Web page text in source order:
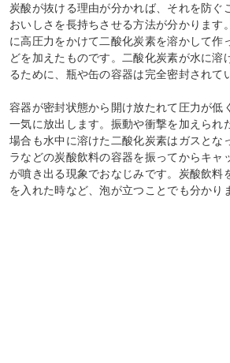
炭酸が抜ける理由が分かれば、それを防ぐ
おいしさを長持ちさせる方法が分かります
に高圧力をかけて二酸化炭素を溶かして作
どを加えたものです。二酸化炭素が水に溶
るために、瓶や缶の容器は完全密封されて
容器が密封状態から開け放たれて圧力が低
一気に放出します。振動や衝撃を加えられ
場合も水中に溶けた二酸化炭素はガスとな
ラなどの炭酸飲料の容器を振ってからキャ
が噴き出る現象でおなじみです。炭酸飲料
を入れた時など、泡が立つことでも分かり